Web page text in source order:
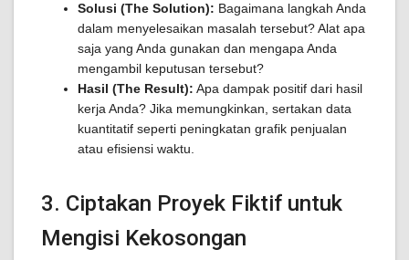
Solusi (The Solution): Bagaimana langkah Anda
dalam menyelesaikan masalah tersebut? Alat apa
saja yang Anda gunakan dan mengapa Anda
mengambil keputusan tersebut?
Hasil (The Result): Apa dampak positif dari hasil
kerja Anda? Jika memungkinkan, sertakan data
kuantitatif seperti peningkatan grafik penjualan
atau efisiensi waktu.
3. Ciptakan Proyek Fiktif untuk
Mengisi Kekosongan